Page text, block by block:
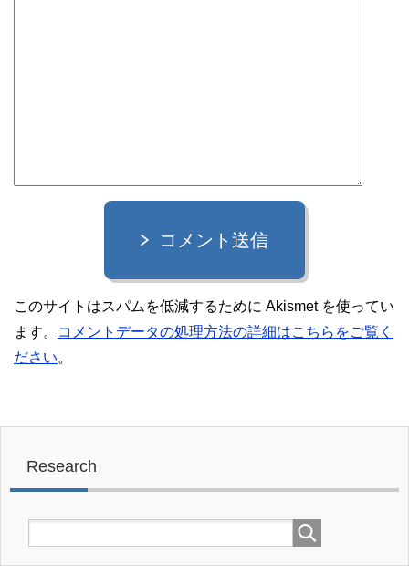
コメント送信
このサイトはスパムを低減するために Akismet を使ってい
ます。
コメントデータの処理方法の詳細はこちらをご覧く
ださい。
Research